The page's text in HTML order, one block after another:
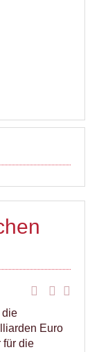
die
Euro
für die